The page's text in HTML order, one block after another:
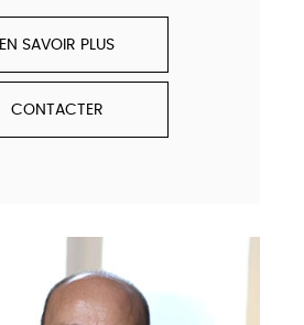
EN SAVOIR PLUS
CONTACTER